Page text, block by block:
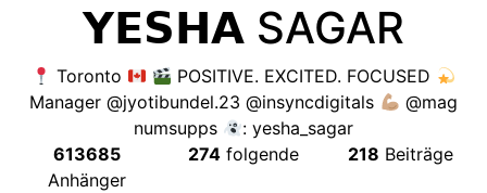
𝗬𝗘𝗦𝗛𝗔 SAGAR
Toronto POSITIVE. EXCITED. FOCUSED
Manager @jyotibundel.23 @insyncdigitals
@mag
numsupps
:yesha_sagar
613685
Anhänger
274 folgende 218 Beiträge